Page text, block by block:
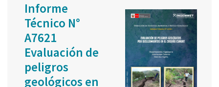
Informe
Técnico N°
A7621
Evaluación de
peligros
geológicos en